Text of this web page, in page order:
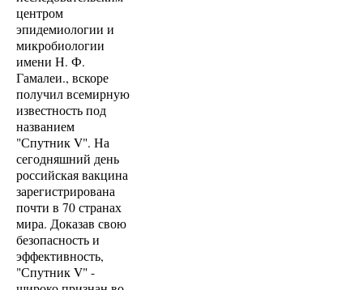
центром
эпидемиологии и
микробиологии
имени Н. Ф.
Гамалеи., вскоре
получил всемирную
известность под
названием
"Спутник V". На
сегодняшний день
российская вакцина
зарегистрирована
почти в 70 странах
мира. Доказав свою
безопасность и
эффективность,
"Спутник V" -